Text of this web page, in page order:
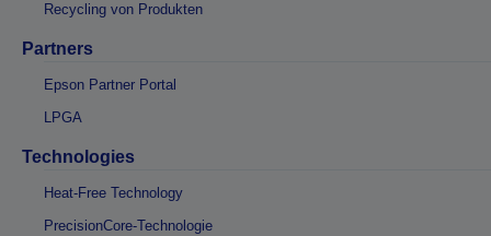
Recycling von Produkten
Partners
Epson Partner Portal
LPGA
Technologies
Heat-Free Technology
PrecisionCore-Technologie